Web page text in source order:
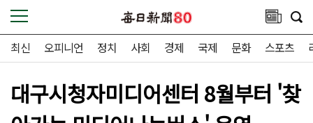
최신 오피니언 정치 사회 경제 국제 문화 스포츠
대구시청자미디어센터 8월부터 '찾